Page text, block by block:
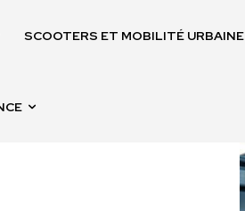
SCOOTERS ET MOBILITÉ URBAINE